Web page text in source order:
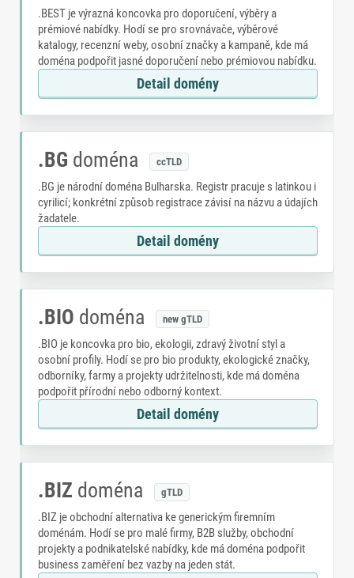
.BEST je výrazná koncovka pro doporučení, výběry a
prémiové nabídky. Hodí se pro srovnávače, výběrové
katalogy, recenzní weby, osobní značky a kampaně, kde má
doména podpořit jasné doporučení nebo prémiovou nabídku.
Detail domény
.BG doména ccTLD
.BG je národní doména Bulharska. Registr pracuje s latinkou i
cyrilicí; konkrétní způsob registrace závisí na názvu a údajích
žadatele.
Detail domény
.BIO doména new gTLD
.BIO je koncovka pro bio, ekologii, zdravý životní styl a
osobní profily. Hodí se pro bio produkty, ekologické značky,
odborníky, farmy a projekty udržitelnosti, kde má doména
podpořit přírodní nebo odborný kontext.
Detail domény
.BIZ doména gTLD
.BIZ je obchodní alternativa ke generickým firemním
doménám. Hodí se pro malé firmy, B2B služby, obchodní
projekty a podnikatelské nabídky, kde má doména podpořit
business zaměření bez vazby na jeden stát.